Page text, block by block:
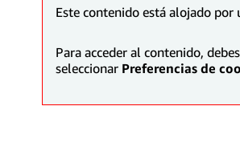
Este contenido está alojado por
Para acceder al contenido,
seleccionar Preferencias de